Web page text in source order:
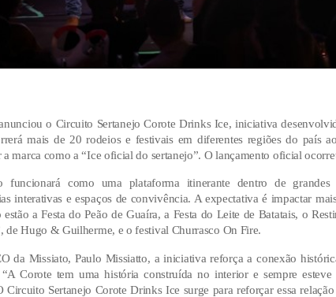
o Circuito Sertanejo Corote Drinks Ice, iniciativa
mais de 20 rodeios e festivais em diferentes regiões do país
a marca como a “Ice oficial do sertanejo”. O lançamento oficial
funcionará como uma plataforma itinerante dentro de grandes
interativas e espaços de convivência. A expectativa é impactar
estão a Festa do Peão de Guaíra, a Festa do Leite de Batatais, o
de Hugo & Guilherme, e o festival Churrasco On Fire.
da Missiato, Paulo Missiatto, a iniciativa reforça a conexão
“A Corote tem uma história construída no interior e sempre
Circuito Sertanejo Corote Drinks Ice surge para reforçar essa